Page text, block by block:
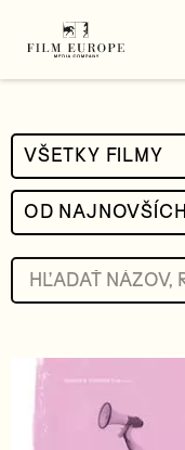
VŠETKY FILMY
OD NAJNOVŠÍCH